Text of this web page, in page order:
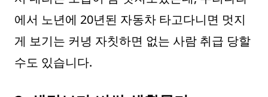
에서 노년에 20년된 자동차 타고다니면 멋지
게 보기는 커녕 자칫하면 없는 사람 취급 당할
수도 있습니다.